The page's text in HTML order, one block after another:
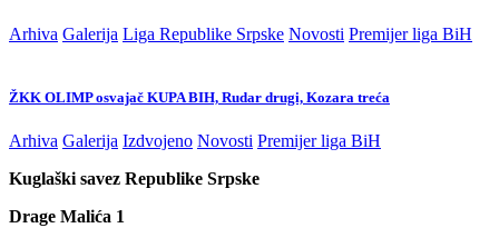
Arhiva Galerija Liga Republike Srpske Novosti Premijer liga BiH
ŽKK OLIMP osvajač KUPA BIH, Rudar drugi, Kozara treća
Arhiva Galerija Izdvojeno Novosti Premijer liga BiH
Kuglaški savez Republike Srpske
Drage Malića 1